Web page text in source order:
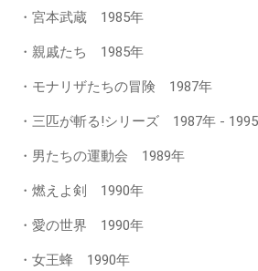
・宮本武蔵 1985年
・親戚たち 1985年
・モナリザたちの冒険 1987年
・三匹が斬る!シリーズ 1987年 -
・男たちの運動会 1989年
・燃えよ剣 1990年
・愛の世界 1990年
・女王蜂 1990年